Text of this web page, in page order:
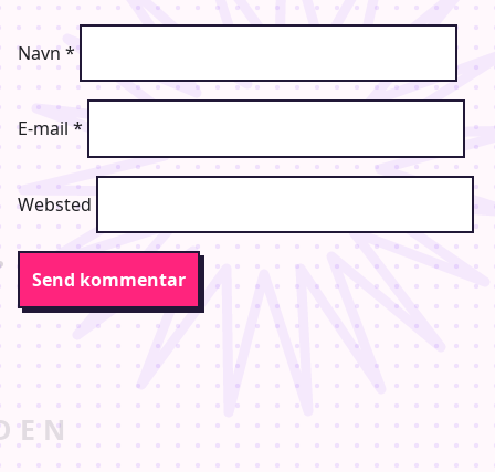
Navn *
E-mail *
Websted